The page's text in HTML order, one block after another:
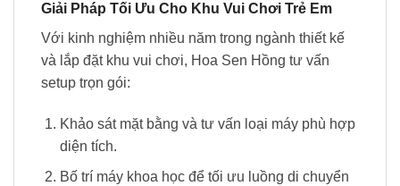
Giải Pháp Tối Ưu Cho Khu Vui Chơi Trẻ Em
Với kinh nghiệm nhiều năm trong ngành thiết kế
và lắp đặt khu vui chơi, Hoa Sen Hồng tư vấn
setup trọn gói:
Khảo sát mặt bằng và tư vấn loại máy phù hợp
diện tích.
Bố trí máy khoa học để tối ưu luồng di chuyển